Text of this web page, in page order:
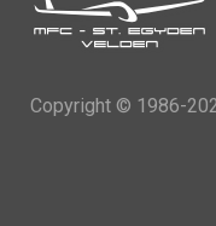
Copyright © 1986-